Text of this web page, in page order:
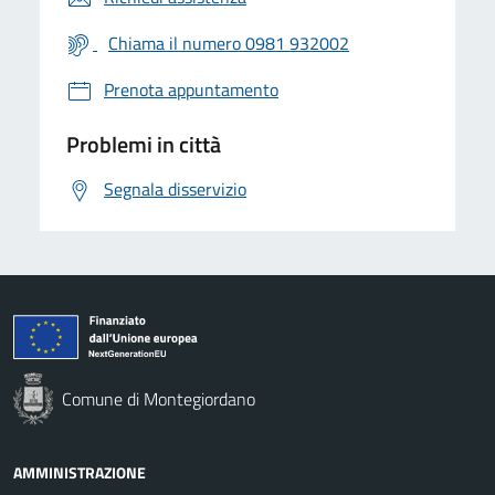
Chiama il numero 0981 932002
Prenota appuntamento
Problemi in città
Segnala disservizio
Comune di Montegiordano
AMMINISTRAZIONE